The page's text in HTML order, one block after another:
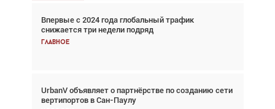
Впервые с 2024 года глобальный трафик
снижается три недели подряд
Главное
UrbanV объявляет о партнёрстве по созданию сети
вертипортов в Сан-Паулу
Взгляд с высоты: тандем вертолётов и БПЛА в
спасательных операциях
Главное
Авиационный фотограф Дэйв Кох: «Фотография
говорит сама за себя... а ИИ всё портит»